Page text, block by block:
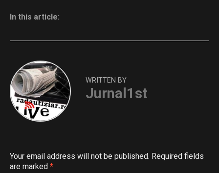
In this article:
WRITTEN BY
Jurnal1st
Your email address will not be published. Required fields
are marked *